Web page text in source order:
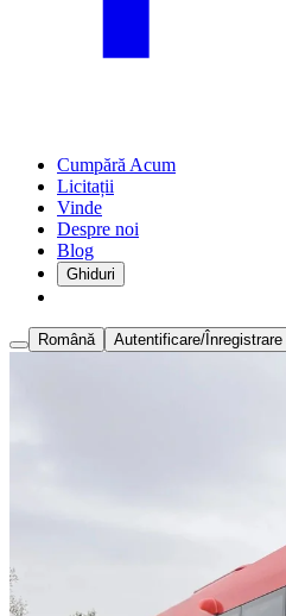
Cumpără Acum
Licitații
Vinde
Despre noi
Blog
Ghiduri
Română Autentificare/Înregistrare